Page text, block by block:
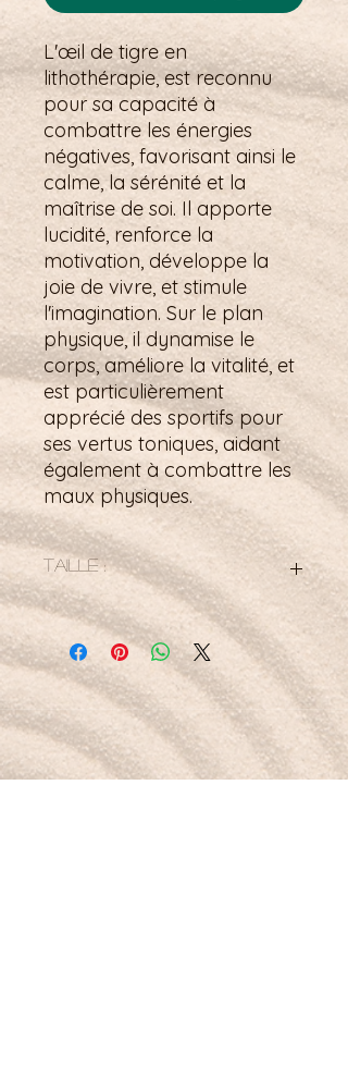
L'œil de tigre en
lithothérapie, est reconnu
pour sa capacité à
combattre les énergies
négatives, favorisant ainsi le
calme, la sérénité et la
maîtrise de soi. Il apporte
lucidité, renforce la
motivation, développe la
joie de vivre, et stimule
l'imagination. Sur le plan
physique, il dynamise le
corps, améliore la vitalité, et
est particulièrement
apprécié des sportifs pour
ses vertus toniques, aidant
également à combattre les
maux physiques.
Taille :
Donut de 30 mm